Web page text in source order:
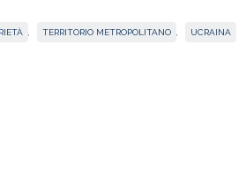
TERRITORIO METROPOLITANO UCRAINA